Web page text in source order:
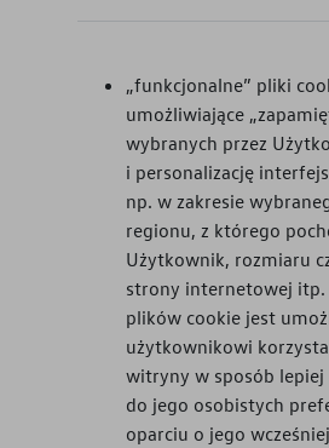
„funkcjonalne” pliki
umożliwiające
wybranych przez
i personalizację
np. w zakresie
regionu, z którego
Użytkownik, rozmiaru
strony internetowej itp.
plików cookie jest
użytkownikowi
witryny w sposób
do jego osobistych
oparciu o jego